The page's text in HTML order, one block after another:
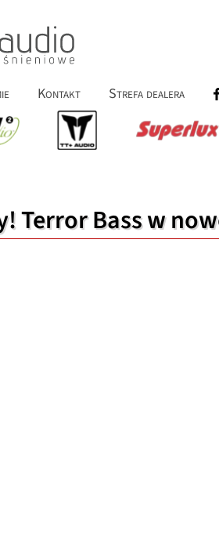
Kontakt Strefa dealera
Terror Bass w